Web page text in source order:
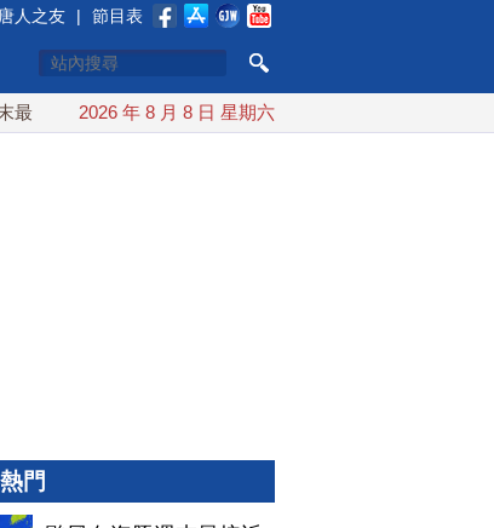
人之友 | 節目表
近台灣 最快9日可能登陸中國
2026 年 8 月 8 日 星期六
門